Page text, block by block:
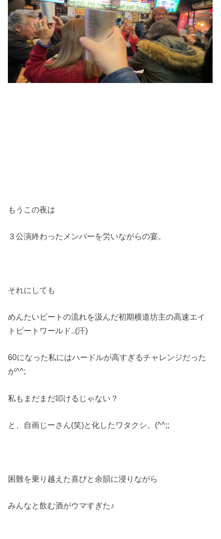
もうこの夜は
３公演終わったメンバーを労いながらの宴。
それにしても
めんたいビートの流れを汲んだ初期横道坊主の高速エイ
トビートワールド..(汗)
60になった私にはハードルが高すぎるチャレンジだった
が^^;
私もまだまだ叩けるじゃない？
と、自画じーさん(笑)と化したワタクシ。(^^;;
困難を乗り越えた喜びと余韻に浸りながら
みんなと飲む酒がウマすぎた♪